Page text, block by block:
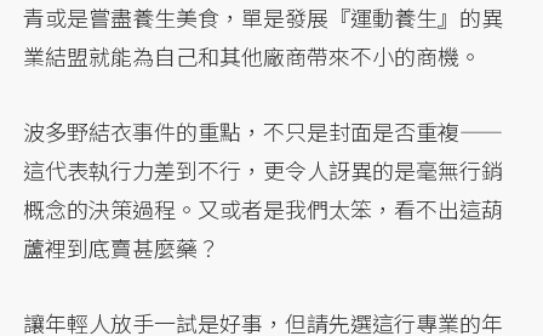
青或是嘗盡養生美食，單是發展『運動養生』的異
業結盟就能為自己和其他廠商帶來不小的商機。
波多野結衣事件的重點，不只是封面是否重複——
這代表執行力差到不行，更令人訝異的是毫無行銷
概念的決策過程。又或者是我們太笨，看不出這葫
蘆裡到底賣甚麼藥？
讓年輕人放手一試是好事，但請先選這行專業的年